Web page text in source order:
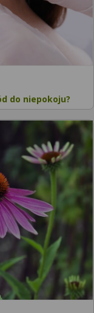
do niepokoju?